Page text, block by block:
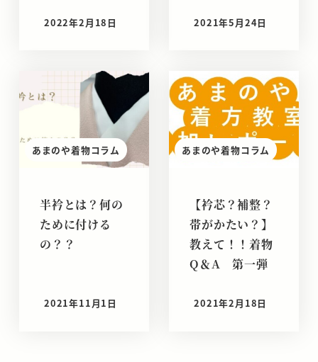
投稿日
2022年2月18日
投稿日
2021年5月24日
あまのや着物コラム
半衿とは？何の
ために付ける
の？？
投稿日
2021年11月1日
あまのや着物コラム
【衿芯？補整？
帯がかたい？】
教えて！！着物
Q＆A 第一弾
投稿日
2021年2月18日